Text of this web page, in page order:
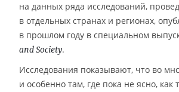
на данных ряда исследований,
в отдельных странах и регионах,
в прошлом году в специальном
and Society.
Исследования показывают, что во
и особенно там, где пока не ясно, как